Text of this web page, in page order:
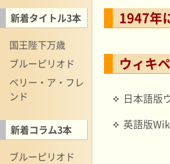
新着タイトル3本
国王陛下万歳
ブルーピリオド
ベリー・ア・フレ
ンド
新着コラム3本
ブルーピリオド
1947年
ウィキ
日本語版
英語版